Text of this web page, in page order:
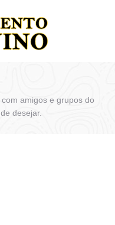
amigos e grupos do
desejar.